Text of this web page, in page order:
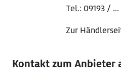
Tel.: 09193 /
Zur
Kontakt zum Anbieter